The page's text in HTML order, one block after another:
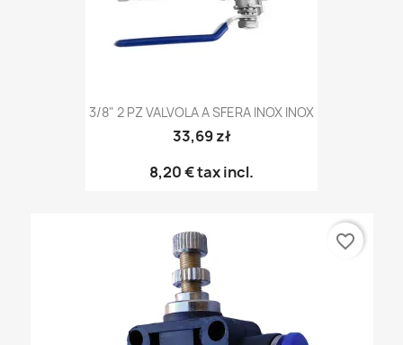
3/8" 2 PZ VALVOLA A SFERA INOX INOX
33,69 zł
8,20 €tax incl.
favorite_border